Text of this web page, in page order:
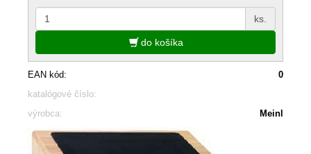
ks.
do košíka
EAN kód:
0
katalógové číslo:
výrobca:
Meinl